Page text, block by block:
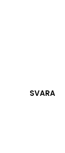
SVARA